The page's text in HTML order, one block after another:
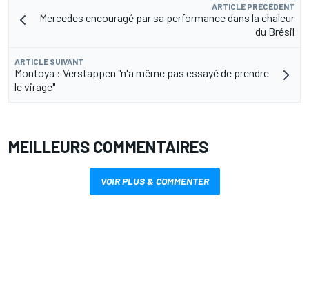
ARTICLE PRÉCÉDENT
Mercedes encouragé par sa performance dans la chaleur
du Brésil
ARTICLE SUIVANT
Montoya : Verstappen "n'a même pas essayé de prendre
le virage"
MEILLEURS COMMENTAIRES
VOIR PLUS & COMMENTER